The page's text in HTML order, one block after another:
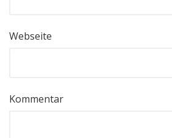
Webseite
Kommentar